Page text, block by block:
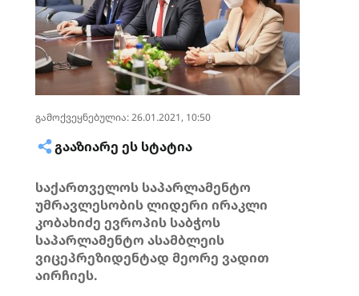
გამოქვეყნებულია: 26.01.2021, 10:50
ᲒᲐᲐᲖᲘᲐᲠᲔ ᲔᲡ ᲡᲢᲐᲢᲘᲐ
საქართველოს საპარლამენტო
უმრავლესობის ლიდერი ირაკლი
კობახიძე ევროპის საბჭოს
საპარლამენტო ასამბლეის
ვიცეპრეზიდენტად მეორე ვადით
აირჩიეს.